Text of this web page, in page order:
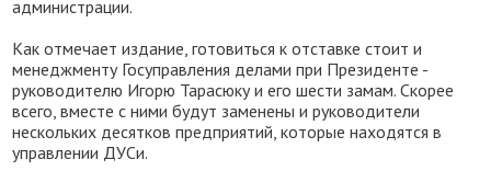
администрации.
Как отмечает издание, готовиться к отставке стоит и
менеджменту Госуправления делами при Президенте -
руководителю Игорю Тарасюку и его шести замам. Скорее
всего, вместе с ними будут заменены и руководители
нескольких десятков предприятий, которые находятся в
управлении ДУСи.